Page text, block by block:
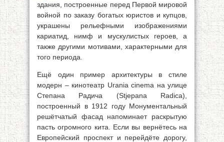
здания, построенные перед Первой мировой
войной по заказу богатых юристов и купцов,
украшены рельефными изображениями
кариатид, нимф и мускулистых героев, а
также другими мотивами, характерными для
того периода.
Ещё один пример архитектуры в стиле
модерн – кинотеатр Urania cinema на улице
Степана Радича (Stjepana Radica),
построенный в 1912 году Монументальный
решётчатый фасад напоминает раскрытую
пасть огромного кита. Если вы вернётесь на
Европейский проспект и перейдёте дорогу,